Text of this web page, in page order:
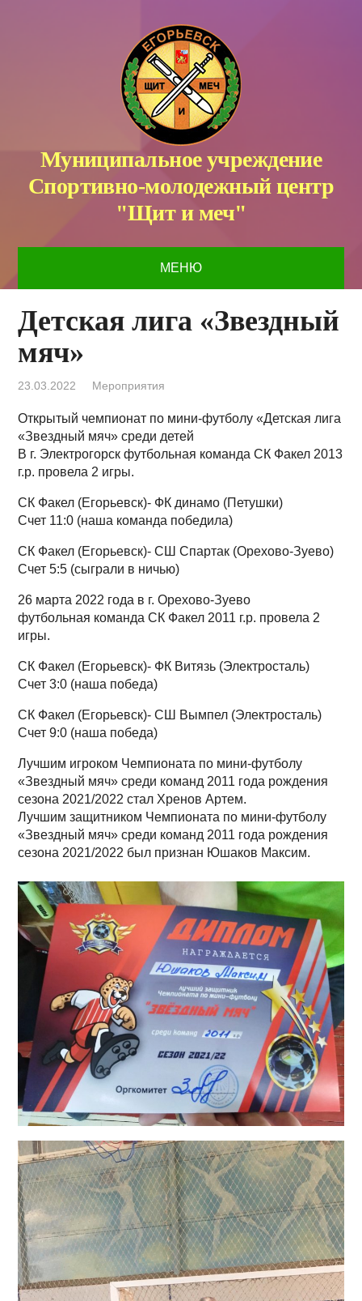
Муниципальное учреждение
Спортивно-молодежный центр
"Щит и меч"
МЕНЮ
Детская лига «Звездный
мяч»
23.03.2022 Мероприятия
Открытый чемпионат по мини-футболу «Детская лига
«Звездный мяч» среди детей
В г. Электрогорск футбольная команда СК Факел 2013
г.р. провела 2 игры.
СК Факел (Егорьевск)- ФК динамо (Петушки)
Счет 11:0 (наша команда победила)
СК Факел (Егорьевск)- СШ Спартак (Орехово-Зуево)
Счет 5:5 (сыграли в ничью)
26 марта 2022 года в г. Орехово-Зуево
футбольная команда СК Факел 2011 г.р. провела 2
игры.
СК Факел (Егорьевск)- ФК Витязь (Электросталь)
Счет 3:0 (наша победа)
СК Факел (Егорьевск)- СШ Вымпел (Электросталь)
Счет 9:0 (наша победа)
Лучшим игроком Чемпионата по мини-футболу
«Звездный мяч» среди команд 2011 года рождения
сезона 2021/2022 стал Хренов Артем.
Лучшим защитником Чемпионата по мини-футболу
«Звездный мяч» среди команд 2011 года рождения
сезона 2021/2022 был признан Юшаков Максим.